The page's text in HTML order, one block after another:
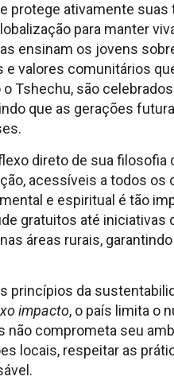
protege ativamente
para manter
ensinam os jovens
valores comunitários
Tshechu, são
que as gerações
direto de sua
acessíveis a todos os
e espiritual é tão
gratuitos até iniciativas
áreas rurais,
princípios da
impacto, o país limita o
não comprometa seu
locais, respeitar as